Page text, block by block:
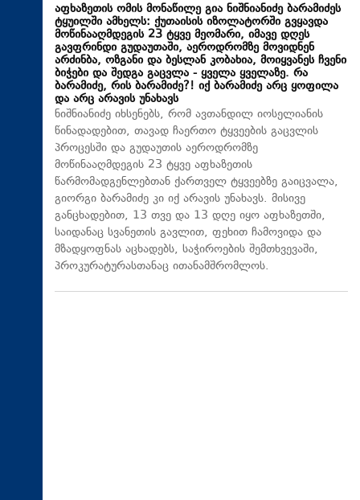
აფხაზეთის ომის მონაწილე გია ნიშნიანიძე ბარამიძეს
ტყუილში ამხელს: ქუთაისის იზოლატორში გვყავდა
მოწინააღმდეგის 23 ტყვე მეომარი, იმავე დღეს
გავფრინდი გუდაუთაში, აეროდრომზე მოვიდნენ
არძინბა, ოზგანი და ბესლან კობახია, მოიყვანეს ჩვენი
ბიჭები და შედგა გაცვლა - ყველა ყველაზე. რა
ბარამიძე, რის ბარამიძე?! იქ ბარამიძე არც ყოფილა
და არც არავის უნახავს
ნიშნიანიძე იხსენებს, რომ ავთანდილ იოსელიანის
წინადადებით, თავად ჩაერთო ტყვეების გაცვლის
პროცესში და გუდაუთის აეროდრომზე
მოწინააღმდეგის 23 ტყვე აფხაზეთის
წარმომადგენლებთან ქართველ ტყვეებზე გაიცვალა,
გიორგი ბარამიძე კი იქ არავის უნახავს. მისივე
განცხადებით, 13 თვე და 13 დღე იყო აფხაზეთში,
საიდანაც სვანეთის გავლით, ფეხით ჩამოვიდა და
მზადყოფნას აცხადებს, საჭიროების შემთხვევაში,
პროკურატურასთანაც ითანამშრომლოს.